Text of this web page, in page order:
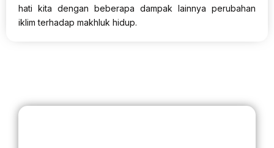
hati kita dengan beberapa dampak lainnya perubahan
iklim terhadap makhluk hidup.